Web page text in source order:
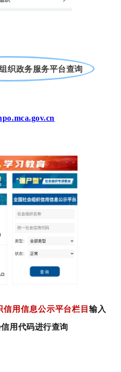
织政务服务平台查询
信用信息公示平台栏目输入
用代码进行查询